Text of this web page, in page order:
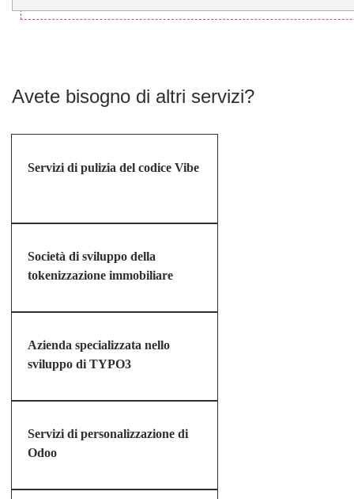
Avete bisogno di altri servizi?
Servizi di pulizia del codice Vibe
Società di sviluppo della
tokenizzazione immobiliare
Azienda specializzata nello
sviluppo di TYPO3
Servizi di personalizzazione di
Odoo